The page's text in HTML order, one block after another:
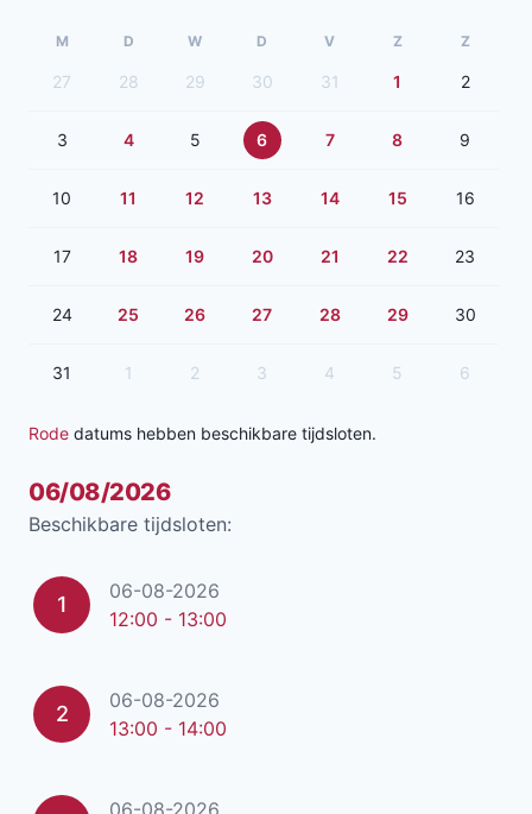
M D W D V Z Z
27 28 29 30 31 1 2
3 4 5 6 7 8 9
10 11 12 13 14 15 16
17 18 19 20 21 22 23
24 25 26 27 28 29 30
31 1 2 3 4 5 6
Rode datums hebben beschikbare tijdsloten.
06/08/2026
Beschikbare tijdsloten:
1
06-08-2026
12:00 - 13:00
2
06-08-2026
13:00 - 14:00
06-08-2026